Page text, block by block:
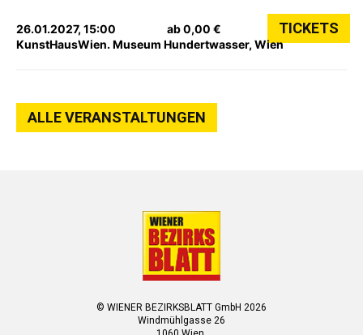
26.01.2027, 15:00
KunstHausWien. Museum Hundertwasser, Wien
ab 0,00 € TICKETS
ALLE VERANSTALTUNGEN
© WIENER BEZIRKSBLATT GmbH 2026
Windmühlgasse 26